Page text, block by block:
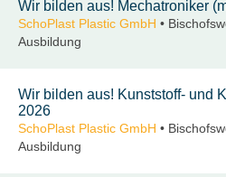
Wir bilden aus! Mechatroniker
SchoPlast Plastic GmbH •
Ausbildung
Wir bilden aus! Kunststoff- und
2026
SchoPlast Plastic GmbH •
Ausbildung